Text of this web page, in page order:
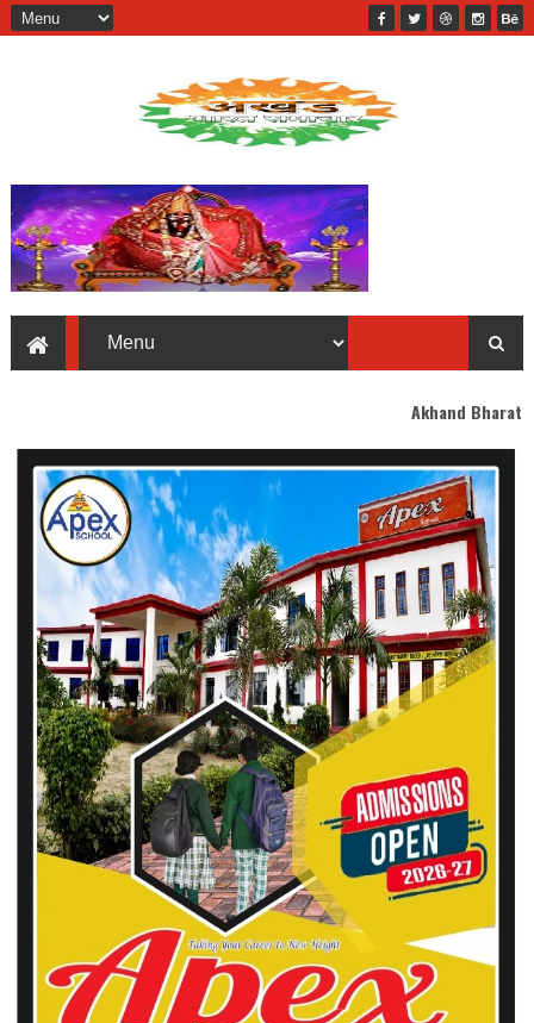
Akhand Bharat welcomes you